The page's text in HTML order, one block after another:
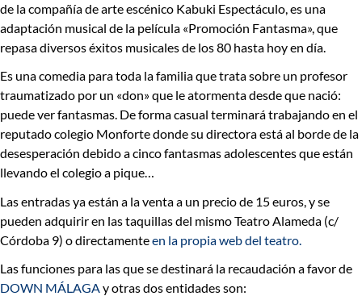
de la compañía de arte escénico Kabuki Espectáculo, es una
adaptación musical de la película «Promoción Fantasma», que
repasa diversos éxitos musicales de los 80 hasta hoy en día.
Es una comedia para toda la familia que trata sobre un profesor
traumatizado por un «don» que le atormenta desde que nació:
puede ver fantasmas. De forma casual terminará trabajando en el
reputado colegio Monforte donde su directora está al borde de la
desesperación debido a cinco fantasmas adolescentes que están
llevando el colegio a pique…
Las entradas ya están a la venta a un precio de 15 euros, y se
pueden adquirir en las taquillas del mismo Teatro Alameda (c/
Córdoba 9) o directamenteen la propia web del teatro.
Las funciones para las que se destinará la recaudación a favor de
DOWN MÁLAGA y otras dos entidades son: